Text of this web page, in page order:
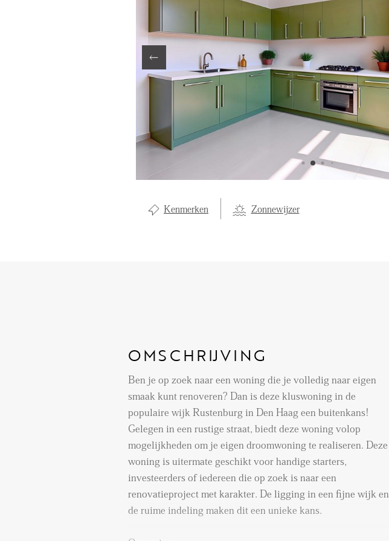
Kenmerken Zonnewijzer
OMSCHRIJVING
Ben je op zoek naar een woning die je volledig naar eigen
smaak kunt renoveren? Dan is deze kluswoning in de
populaire wijk Rustenburg in Den Haag een buitenkans!
Gelegen in een rustige straat, biedt deze woning volop
mogelijkheden om je eigen droomwoning te realiseren. Deze
woning is uitermate geschikt voor handige starters,
investeerders of iedereen die op zoek is naar een
renovatieproject met karakter. De ligging in een fijne wijk en
de ruime indeling maken dit een unieke kans.
LOCAL LIFE
OVER ONS
CONTACT